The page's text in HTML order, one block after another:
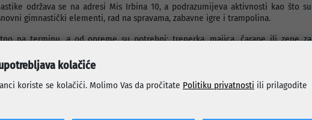
održava se na adresi Mis Irbina 10, a podrazumijeva aktivnosti kao što su
gimnastički elementi, rad na spravama, zabavne igre i trampolina.
na terminu, a od opreme su potrebni: trenerka, majica, čarape ili zepe za
što većeg broja osnovaca, obzirom da su sport, kao i sportske aktivnosti, od
u ovom razvojnom periodu djece. Također cilj je da se svestrano i sistematski
motoričku strukturu pokreta kao osnovu za nadogradnju elementarnih
im omogućiti postizanje boljih rezultata u sportu.
kolačiće
koriste se kolačići. Molimo Vas da pročitate Politiku privatnosti ili prilagodite